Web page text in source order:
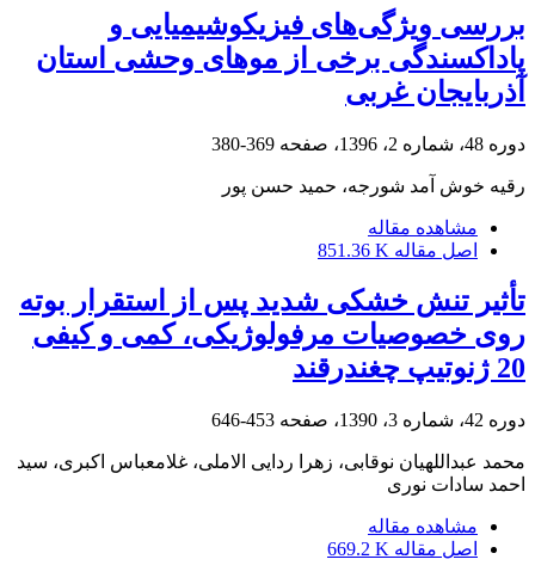
بررسی ویژگی‌های فیزیکوشیمیایی و
پاداکسندگی برخی از موهای وحشی استان
آذربایجان غربی
دوره 48، شماره 2، 1396، صفحه 369-380
رقیه خوش آمد شورجه، حمید حسن پور
مشاهده مقاله
اصل مقاله 851.36 K
تأثیر تنش خشکی شدید پس از استقرار بوته
روی خصوصیات مرفولوژیکی، کمی و کیفی
20 ژنوتیپ چغندرقند
دوره 42، شماره 3، 1390، صفحه 453-646
محمد عبداللهیان نوقابی، زهرا ردایی الاملی، غلامعباس اکبری، سید
احمد سادات نوری
مشاهده مقاله
اصل مقاله 669.2 K